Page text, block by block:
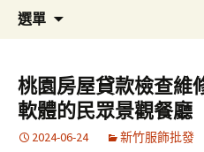
選單
容
區
桃園房屋貸款檢查維
軟體的民眾景觀餐廳
2024-06-24 新竹服飾批發